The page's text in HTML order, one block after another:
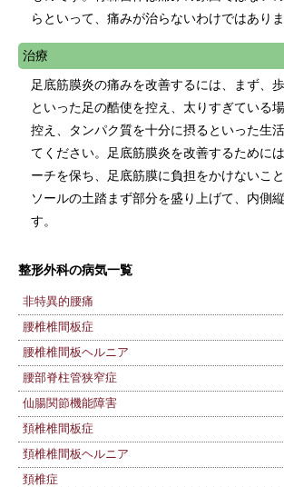
らといって、痛みが治らないわけではありま
治療
足底筋膜炎の痛みを改善するには、まず、
といった足の酷使を控え、太りすぎている
控え、タンパク質を十分に摂るといった生
てください。足底筋膜炎を改善するために
ーチを保ち、足底筋膜に負担をかけないこ
ソールの土踏まず部分を盛り上げて、内側
す。
整形外科の病気一覧
非特異的腰痛
腰椎椎間板症
腰椎椎間板ヘルニア
腰部脊柱管狭窄症
仙腸関節機能障害
頚椎椎間板症
頚椎椎間板ヘルニア
頚椎症